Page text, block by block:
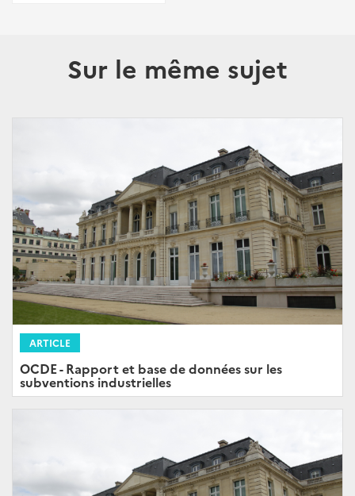
Sur le même sujet
ARTICLE
OCDE - Rapport et base de données sur les
subventions industrielles